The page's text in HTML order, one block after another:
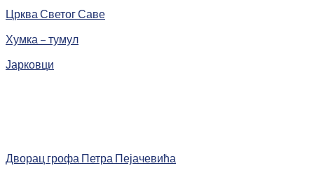
Црква Светог Саве
Хумка – тумул
Јарковци
Дворац грофа Петра Пејачевића